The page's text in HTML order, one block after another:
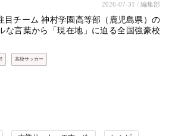
2026-07-31 / 編集部
目チーム 神村学園高等部（鹿児島県）の
な言葉から「現在地」に迫る全国強豪校
高校サッカー